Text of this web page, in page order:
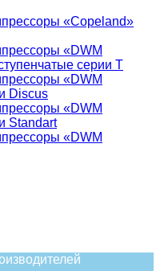
«Copeland»
«DWM
серии T
«DWM
Discus
«DWM
Standart
«DWM